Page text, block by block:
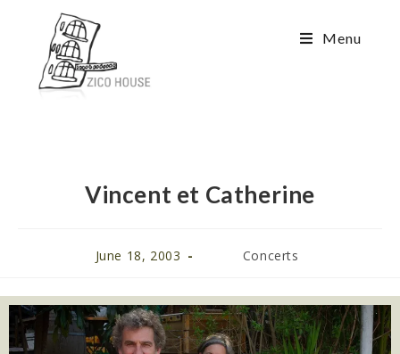
Menu
Vincent et Catherine
June 18, 2003 Concerts